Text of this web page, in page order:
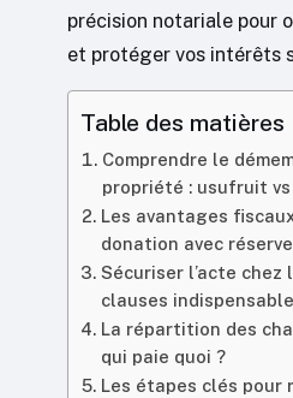
précision notariale pour
et protéger vos intérêts
Table des matières
Comprendre le
propriété : usufruit
Les avantages
donation avec
Sécuriser l’acte chez
clauses
La répartition des
qui paie quoi ?
Les étapes clés pour